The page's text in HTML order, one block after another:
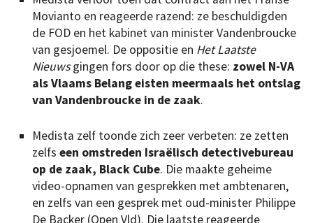
Movianto en reageerde razend: ze beschuldigden
de FOD en het kabinet van minister Vandenbroucke
van gesjoemel. De oppositie en Het Laatste
Nieuwsgingen fors door op die these: zowel N-VA
als Vlaams Belang eisten meermaals het ontslag
van Vandenbroucke in de zaak.
Medista zelf toonde zich zeer verbeten: ze zetten
zelfs een omstreden Israëlisch detectivebureau
op de zaak, Black Cube. Die maakte geheime
video-opnamen van gesprekken met ambtenaren,
en zelfs van een gesprek met oud-minister Philippe
De Backer (Open Vld). Die laatste reageerde